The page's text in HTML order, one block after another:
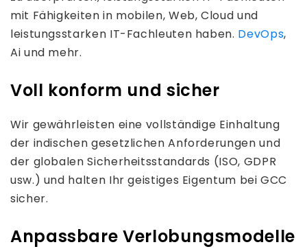
mit Fähigkeiten in mobilen, Web, Cloud und
leistungsstarken IT-Fachleuten haben. DevOps,
Ai und mehr.
Voll konform und sicher
Wir gewährleisten eine vollständige Einhaltung
der indischen gesetzlichen Anforderungen und
der globalen Sicherheitsstandards (ISO, GDPR
usw.) und halten Ihr geistiges Eigentum bei GCC
sicher.
Anpassbare Verlobungsmodelle